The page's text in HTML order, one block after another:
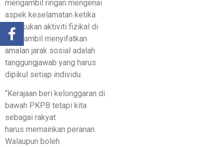
mengambil ringan mengenai
aspek keselamatan ketika
melakukan aktiviti fizikal di
luar sambil menyifatkan
amalan jarak sosial adalah
tanggungjawab yang harus
dipikul setiap individu.
“Kerajaan beri kelonggaran di
bawah PKPB tetapi kita
sebagai rakyat
harus memainkan peranan.
Walaupun boleh